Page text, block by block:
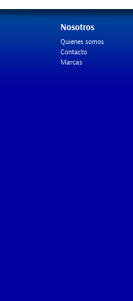
Nosotros
Quienes somos
Contacto
Marcas